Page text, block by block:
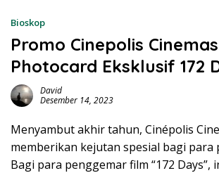
Bioskop
Promo Cinepolis
Photocard Eksklusif 172
David
Desember 14, 2023
Menyambut akhir tahun, Cinépolis
memberikan kejutan spesial bagi para
Bagi para penggemar film “172 Days”,